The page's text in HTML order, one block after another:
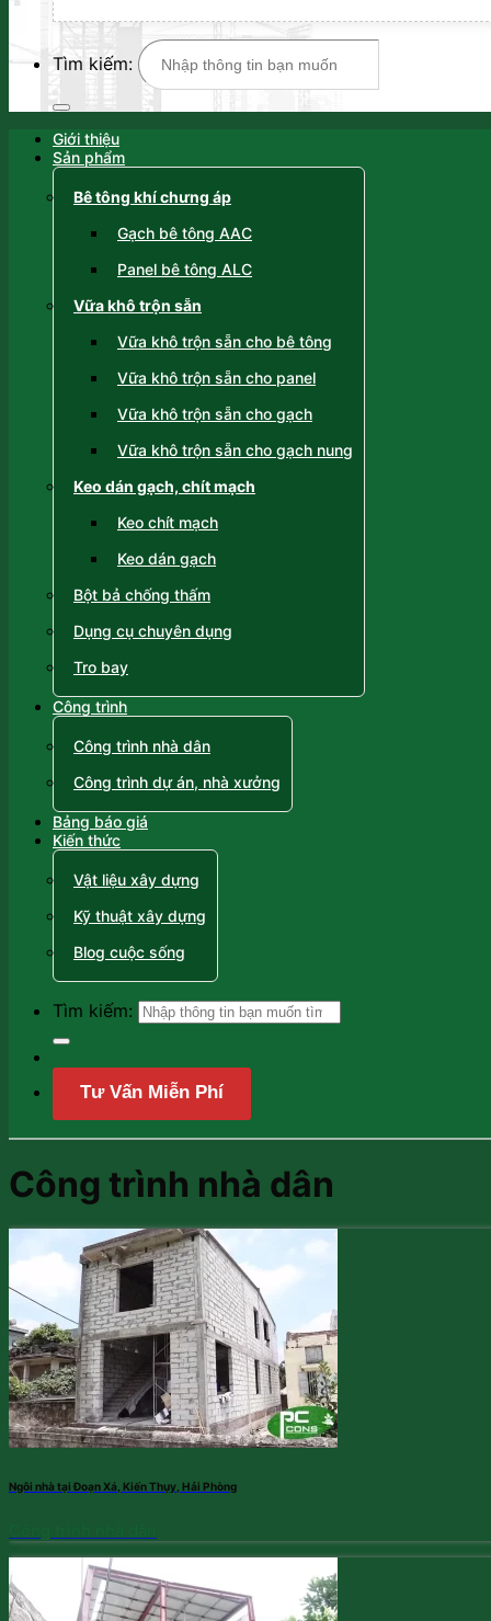
Tìm kiếm:
Giới thiệu
Sản phẩm
Bê tông khí chưng áp
Gạch bê tông AAC
Panel bê tông ALC
Vữa khô trộn sẵn
Vữa khô trộn sẵn cho bê tông
Vữa khô trộn sẵn cho panel
Vữa khô trộn sẵn cho gạch
Vữa khô trộn sẵn cho gạch nung
Keo dán gạch, chít mạch
Keo chít mạch
Keo dán gạch
Bột bả chống thấm
Dụng cụ chuyên dụng
Tro bay
Công trình
Công trình nhà dân
Công trình dự án, nhà xưởng
Bảng báo giá
Kiến thức
Vật liệu xây dựng
Kỹ thuật xây dựng
Blog cuộc sống
Tìm kiếm:
Tư Vấn Miễn Phí
Công trình nhà dân
Ngôi nhà tại Đoạn Xá, Kiến Thụy, Hải Phòng